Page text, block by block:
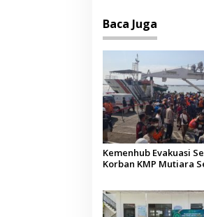
Baca Juga
Kemenhub Evakuasi
Korban KMP Mutiara